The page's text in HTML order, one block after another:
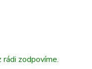
zodpovíme.